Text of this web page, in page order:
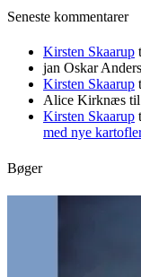
Seneste kommentarer
Kirsten Skaarup
jan Oskar
Kirsten Skaarup
Alice Kirknæs til
Kirsten Skaarup
med nye
Bøger